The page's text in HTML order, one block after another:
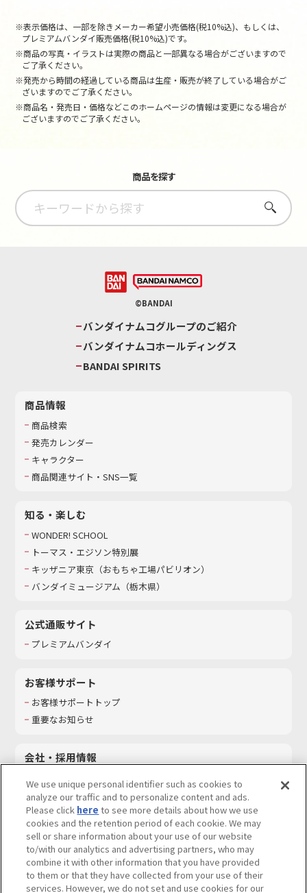
※表示価格は、一部を除きメーカー希望小売価格(税10%込)、もしくは、
プレミアムバンダイ販売価格(税10%込)です。
※商品の写真・イラストは実際の商品と一部異なる場合がございますので
ご了承ください。
※発売から時間の経過している商品は生産・販売が終了している場合がご
ざいますのでご了承ください。
※商品名・発売日・価格などこのホームページの情報は変更になる場合が
ございますのでご了承ください。
商品を探す
さがす
©BANDAI
バンダイナムコグループのご紹介
バンダイナムコホールディングス
BANDAI SPIRITS
商品情報
商品検索
発売カレンダー
キャラクター
商品関連サイト・SNS一覧
知る・楽しむ
WONDER! SCHOOL
トーマス・エジソン特別展
キッザニア東京（おもちゃ工場パビリオン）​
バンダイミュージアム（栃木県）
公式通販サイト
プレミアムバンダイ
お客様サポート
お客様サポートトップ
重要なお知らせ
会社・採用情報
採用情報
サステナビリティ
お問い合わせ
ウェブサイトご利用条件 ソーシャルメディアポリシー
We use unique personal identifier such as cookies to
analyze our traffic and to personalize content and ads.
Please click here to see more details about how we use
cookies and the retention period of each cookie. We may
sell or share information about your use of our website
to/with our analytics and advertising partners, who may
combine it with other information that you have provided
to them or that they have collected from your use of their
services. However, we do not set and use cookies for our